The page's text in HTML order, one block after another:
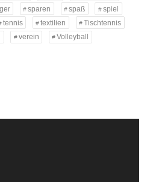
sparen spaß
spiel
tennis textilien
Tischtennis
verein
Volleyball